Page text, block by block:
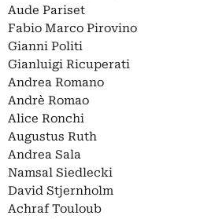
Aude Pariset
Fabio Marco Pirovino
Gianni Politi
Gianluigi Ricuperati
Andrea Romano
Andrè Romao
Alice Ronchi
Augustus Ruth
Andrea Sala
Namsal Siedlecki
David Stjernholm
Achraf Touloub